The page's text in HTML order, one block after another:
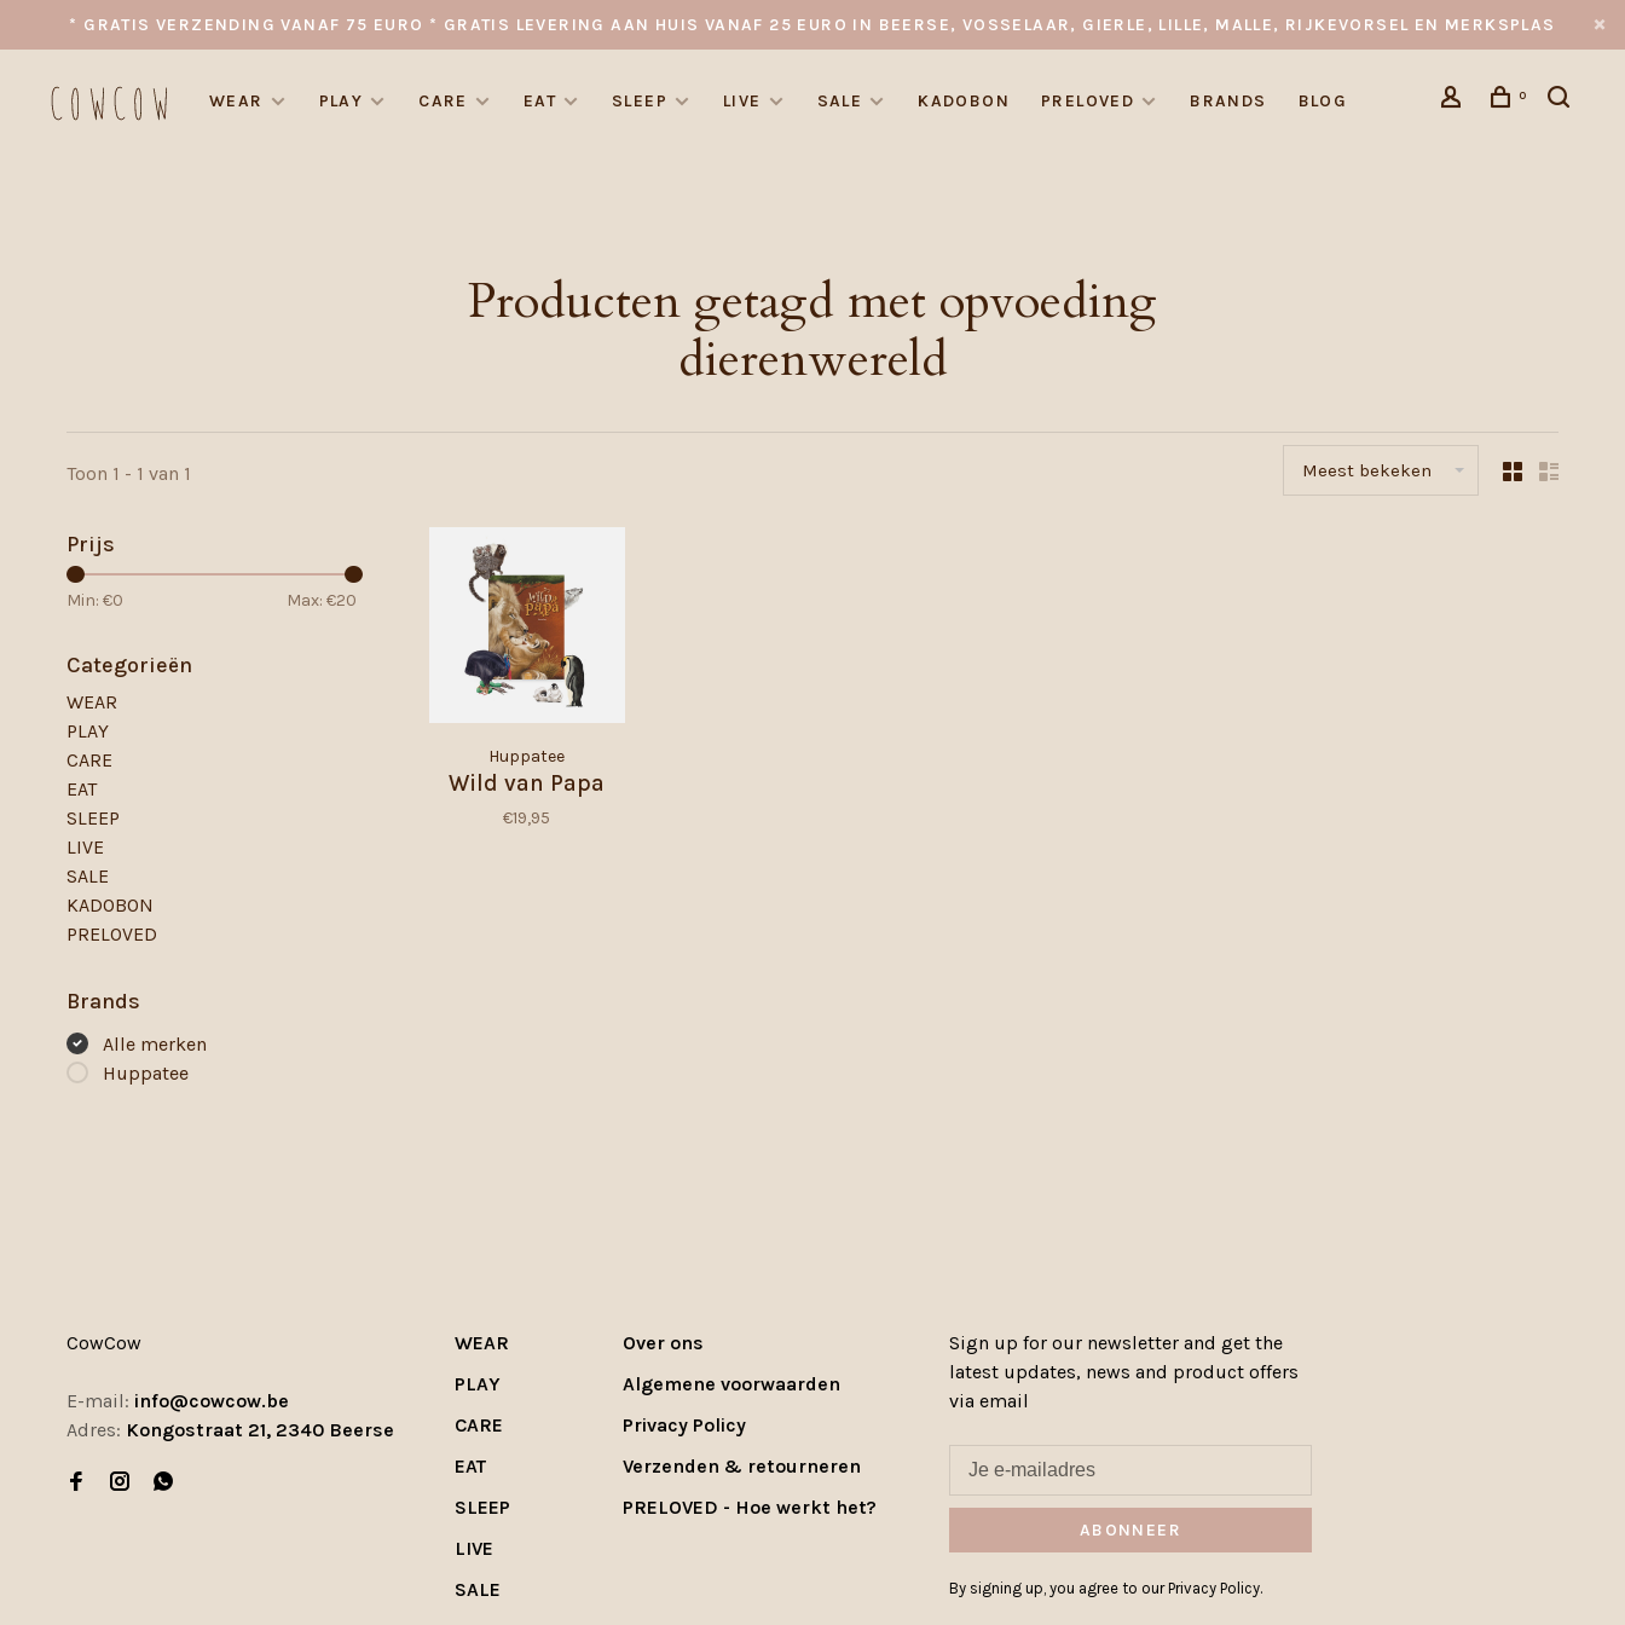
* GRATIS VERZENDING VANAF 75 EURO * GRATIS LEVERING AAN HUIS VANAF 25 EURO IN BEERSE, VOSSELAAR, GIERLE, LILLE, MALLE, RIJKEVORSEL EN MERKSPLAS
WEAR PLAY CARE EAT SLEEP LIVE SALE KADOBON PRELOVED BRANDS BLOG 0
Producten getagd met opvoeding
dierenwereld
Toon 1 - 1 van 1 Meest bekeken
Prijs
Min: €0 Max: €20
Categorieën
WEAR
PLAY
CARE
EAT
SLEEP
LIVE
SALE
KADOBON
PRELOVED
Brands
Alle merken
Huppatee
Huppatee
Wild van Papa
€19,95
CowCow
E-mail: info@cowcow.be
Adres: Kongostraat 21, 2340 Beerse
WEAR
PLAY
CARE
EAT
SLEEP
LIVE
SALE
Over ons
Algemene voorwaarden
Privacy Policy
Verzenden & retourneren
PRELOVED - Hoe werkt het?
Sign up for our newsletter and get the
latest updates, news and product offers
via email
ABONNEER
By signing up, you agree to our Privacy Policy.